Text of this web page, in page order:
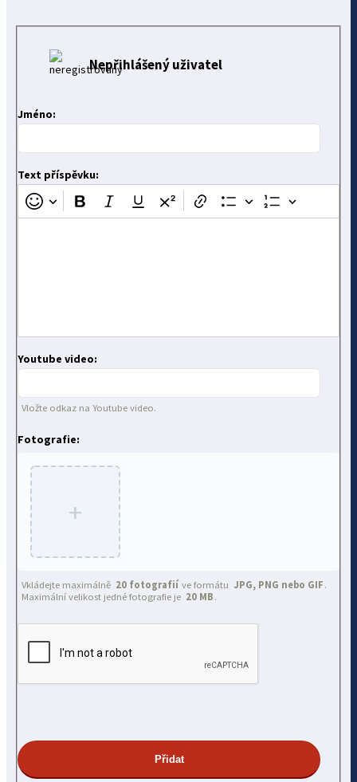
Nepřihlášený uživatel
Jméno:
Text příspěvku:
Youtube video:
Vložte odkaz na Youtube video.
Fotografie:
+
Vkládejte maximálně 20 fotografií ve formátu JPG, PNG nebo GIF .
Maximální velikost jedné fotografie je 20 MB .